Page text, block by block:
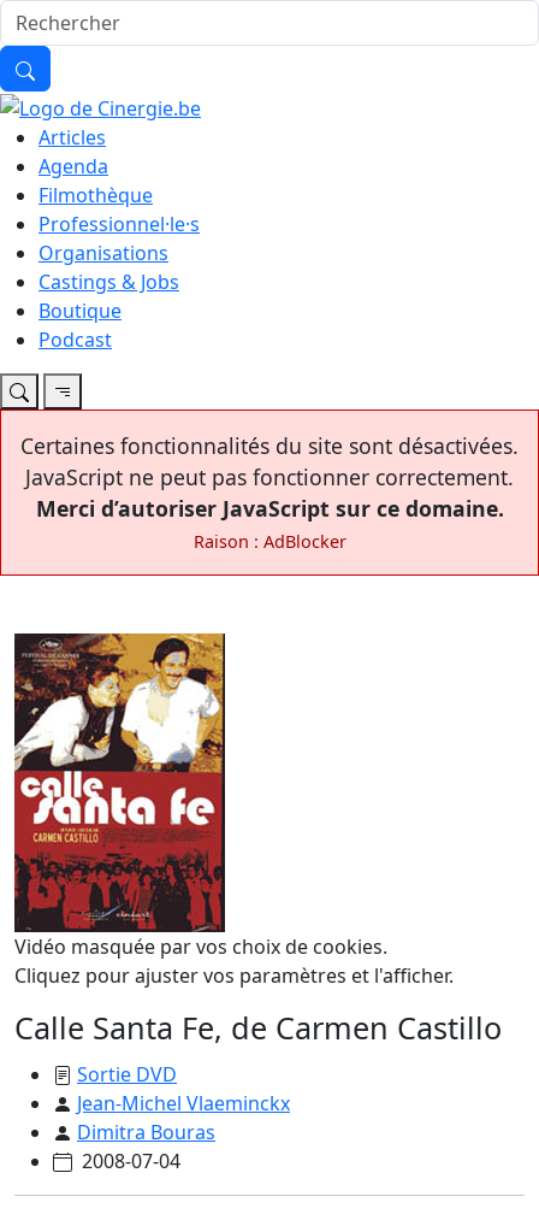
Articles
Agenda
Filmothèque
Professionnel·le·s
Organisations
Castings & Jobs
Boutique
Podcast
Certaines fonctionnalités du site sont désactivées.
JavaScript ne peut pas fonctionner correctement.
Merci d’autoriser JavaScript sur ce domaine.
Raison : AdBlocker
Vidéo masquée par vos choix de cookies.
Cliquez pour ajuster vos paramètres et l'afficher.
Calle Santa Fe, de Carmen Castillo
Sortie DVD
Jean-Michel Vlaeminckx
Dimitra Bouras
2008-07-04